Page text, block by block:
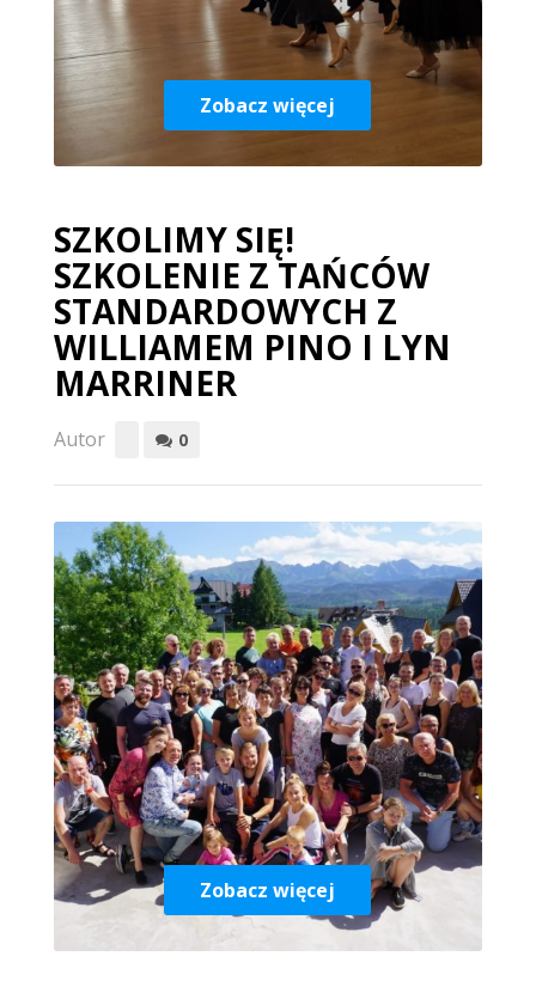
Zobacz więcej
SZKOLIMY SIĘ!
SZKOLENIE Z TAŃCÓW
STANDARDOWYCH Z
WILLIAMEM PINO I LYN
MARRINER
Autor 0
Zobacz więcej